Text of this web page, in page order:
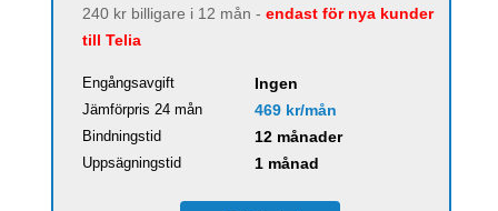
240 kr billigare i 12 mån - endast för nya kunder
till Telia
Engångsavgift Ingen
Jämförpris 24 mån 469 kr/mån
Bindningstid 12 månader
Uppsägningstid 1 månad